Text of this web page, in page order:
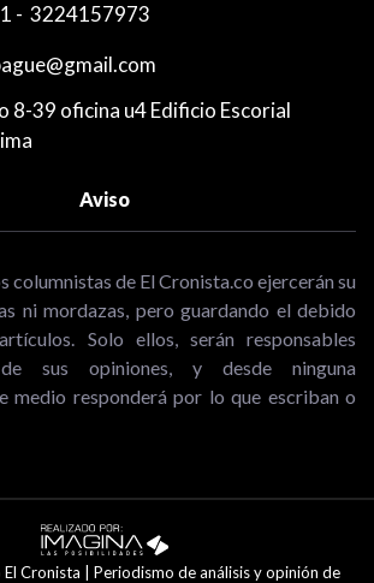
- 3224157973
8-39 oficina u4 Edificio Escorial
Aviso
columnistas de El Cronista.co ejercerán su
ni mordazas, pero guardando el debido
Solo ellos, serán responsables
de sus opiniones, y desde ninguna
medio responderá por lo que escriban o
Cronista | Periodismo de análisis y opinión de